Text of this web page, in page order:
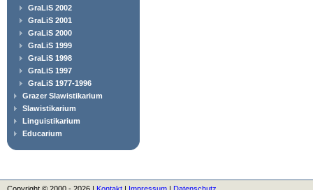
GraLiS 2002
GraLiS 2001
GraLiS 2000
GraLiS 1999
GraLiS 1998
GraLiS 1997
GraLiS 1977-1996
Grazer Slawistikarium
Slawistikarium
Linguistikarium
Educarium